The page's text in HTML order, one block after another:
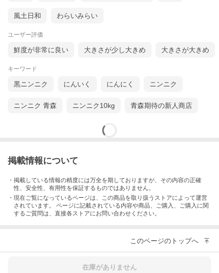
成分同士が反応して変色したもので、鮮度が落ちているわけでは
します。スーパー等に陳列されているにんにくとはひと味もふた
味も異なる風味をお楽しみください。
風土日和 わらいみらい
ユーザー評価
鮮度が非常に良い 大きさが少し大きめ 大きさが大きめ
キーワード
黒ニンニク にんいく にんにく ニンニク
ニンニク 青森 ニンニク10kg 青森期待の新人商店
掲載情報について
・掲載している情報の精度には万全を期しておりますが、その内容の正確
性、安全性、有用性を保証するものではありません。
・現在ご覧になっているページは、この商品を取り扱うストアによって運営
されています。 ページに記載されている内容や商品、ご購入 、ご購入に関
するご質問は、直接各ストアにお問い合わせください。
このページのトップへ
在庫がありません